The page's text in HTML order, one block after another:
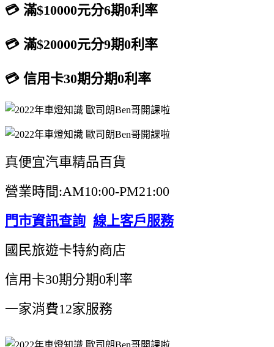
💳 滿$10000元分6期0利率
💳 滿$20000元分9期0利率
💳 信用卡30期分期0利率
真便宜汽車精品百貨
營業時間:AM10:00-PM21:00
門市資訊查詢 線上客戶服務
國民旅遊卡特約商店
信用卡30期分期0利率
一家消費12家服務